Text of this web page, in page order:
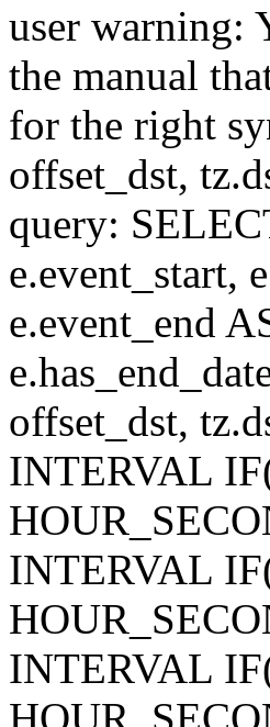
user warning:
the manual
for the right
offset_dst,
query:
e.event_start,
e.event_end
offset_dst,
INTERVAL
INTERVAL
INTERVAL